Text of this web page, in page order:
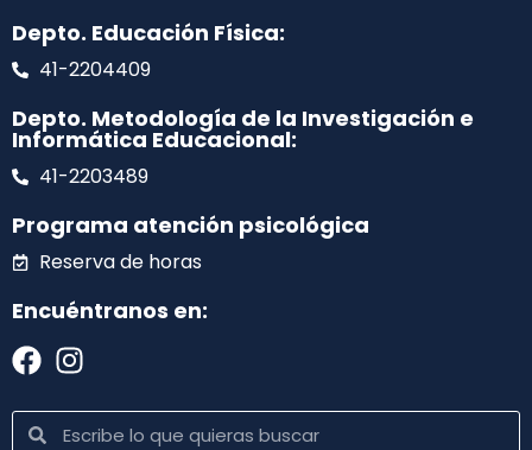
Depto. Educación Física:
41-2204409
Depto. Metodología de la Investigación e
Informática Educacional:
41-2203489
Programa atención psicológica
Reserva de horas
Encuéntranos en: